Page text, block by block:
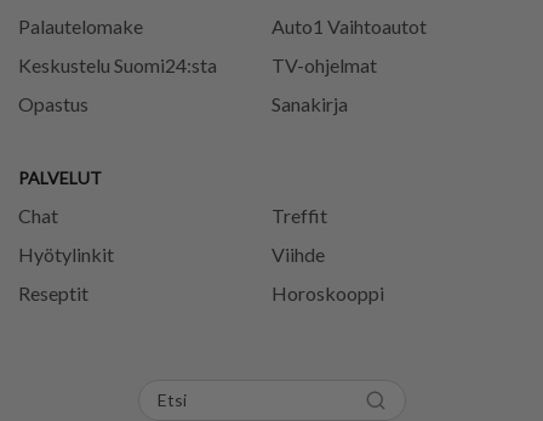
Palautelomake
Keskustelu Suomi24:sta
Opastus
PALVELUT
Chat
Treffit
Hyötylinkit
Viihde
Reseptit
Horoskooppi
Auto1 Vaihtoautot
TV-ohjelmat
Sanakirja